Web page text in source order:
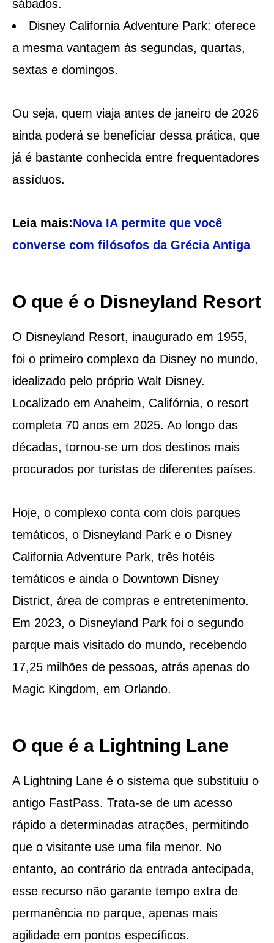
sábados.
Disney California Adventure Park: oferece
a mesma vantagem às segundas, quartas,
sextas e domingos.
Ou seja, quem viaja antes de janeiro de 2026
ainda poderá se beneficiar dessa prática, que
já é bastante conhecida entre frequentadores
assíduos.
Leia mais:Nova IA permite que você
converse com filósofos da Grécia Antiga
O que é o Disneyland Resort
O Disneyland Resort, inaugurado em 1955,
foi o primeiro complexo da Disney no mundo,
idealizado pelo próprio Walt Disney.
Localizado em Anaheim, Califórnia, o resort
completa 70 anos em 2025. Ao longo das
décadas, tornou-se um dos destinos mais
procurados por turistas de diferentes países.
Hoje, o complexo conta com dois parques
temáticos, o Disneyland Park e o Disney
California Adventure Park, três hotéis
temáticos e ainda o Downtown Disney
District, área de compras e entretenimento.
Em 2023, o Disneyland Park foi o segundo
parque mais visitado do mundo, recebendo
17,25 milhões de pessoas, atrás apenas do
Magic Kingdom, em Orlando.
O que é a Lightning Lane
A Lightning Lane é o sistema que substituiu o
antigo FastPass. Trata-se de um acesso
rápido a determinadas atrações, permitindo
que o visitante use uma fila menor. No
entanto, ao contrário da entrada antecipada,
esse recurso não garante tempo extra de
permanência no parque, apenas mais
agilidade em pontos específicos.